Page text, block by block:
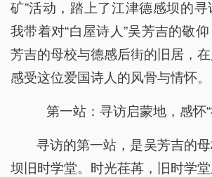
矿”活动，踏上了江津德感坝的寻
我带着对“白屋诗人”吴芳吉的敬
芳吉的母校与德感后街的旧居，在
感受这位爱国诗人的风骨与情怀。
第一站：寻访启蒙地，感怀
寻访的第一站，是吴芳吉的
坝旧时学堂。时光荏苒，旧时学堂